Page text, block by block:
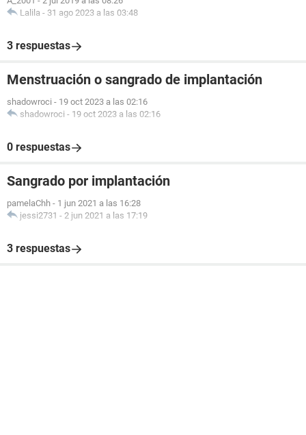
Lalila - 31 ago 2023 a las 03:48
3 respuestas
Menstruación o sangrado de implantación
shadowroci - 19 oct 2023 a las 02:16
shadowroci - 19 oct 2023 a las 02:16
0 respuestas
Sangrado por implantación
pamelaChh - 1 jun 2021 a las 16:28
jessi2731 - 2 jun 2021 a las 17:19
3 respuestas